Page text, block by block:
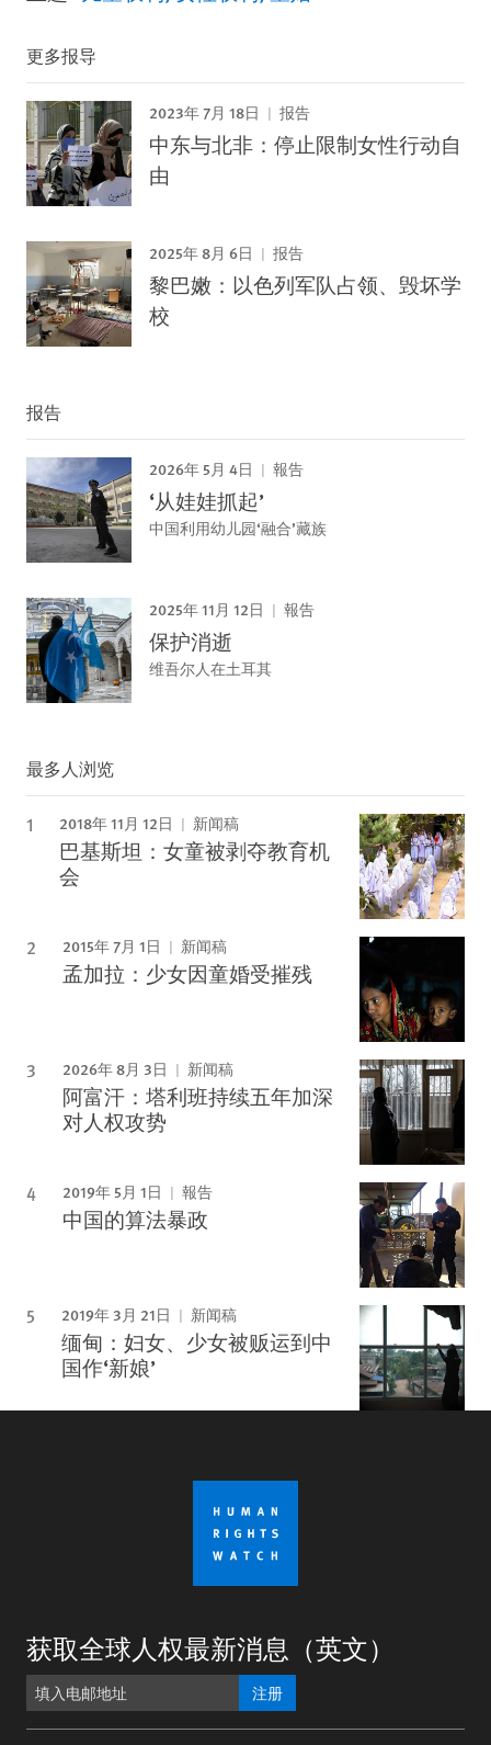
更多报导
2023年 7月 18日 报告
中东与北非：停止限制女性行动自
由
2025年 8月 6日 报告
黎巴嫩：以色列军队占领、毁坏学
校
报告
2026年 5月 4日 報告
‘从娃娃抓起’
中国利用幼儿园‘融合’藏族
2025年 11月 12日 報告
保护消逝
维吾尔人在土耳其
最多人浏览
2018年 11月 12日 新闻稿
巴基斯坦：女童被剥夺教育机
会
2015年 7月 1日 新闻稿
孟加拉：少女因童婚受摧残
2026年 8月 3日 新闻稿
阿富汗：塔利班持续五年加深
对人权攻势
2019年 5月 1日 報告
中国的算法暴政
2019年 3月 21日 新闻稿
缅甸：妇女、少女被贩运到中
国作‘新娘’
获取全球人权最新消息（英文）
注册